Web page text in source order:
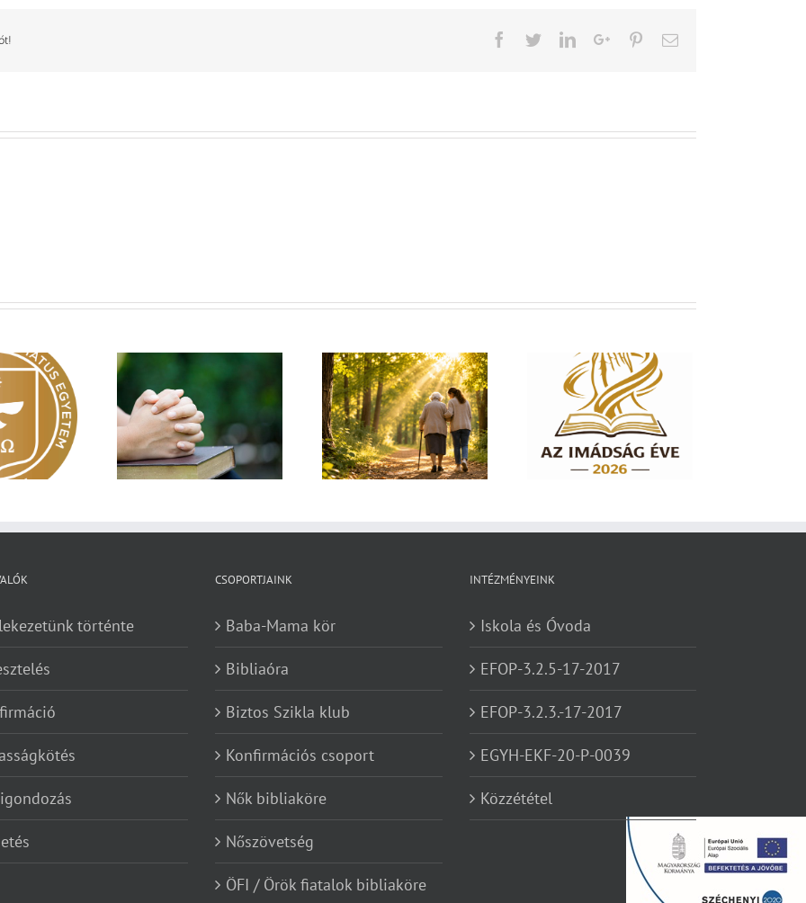
Facebook
TwitterLinkedInGoogle+PinterestEmail
üzenet –
Zsoltárok 149
Egy fa kidől, messze
hangzik. Nő az erdő, ki
hallja? – Diakónusok
vasárnapja – II. rész
Imádság éve 2026 – El
nem hagylak téged
történte
CSOPORTJAINK
Baba-Mama kör
Bibliaóra
Biztos Szikla klub
Konfirmációs csoport
Nők bibliaköre
Nőszövetség
ÖFI / Örök fiatalok bibliaköre
INTÉZMÉNYEINK
Iskola és Óvoda
EFOP-3.2.5-17-2017
EFOP-3.2.3.-17-2017
EGYH-EKF-20-P-0039
Közzététel